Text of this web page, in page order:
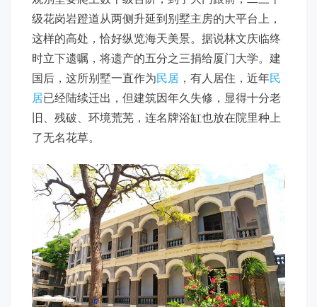
级花岗岩蹬道从两侧升延到别墅主房的大平台上，
这样的高处，恰好纵览海天美景。据说林文庆临终
时立下遗嘱，将遗产的五分之三捐给厦门大学。建
国后，这所别墅一直作为民居 ，有人居住，近年民
居已经陆续迁出，但建筑因年久失修，显得十分老
旧、残破、环境荒芜，连名牌浴缸也放在院里种上
了无名花草。